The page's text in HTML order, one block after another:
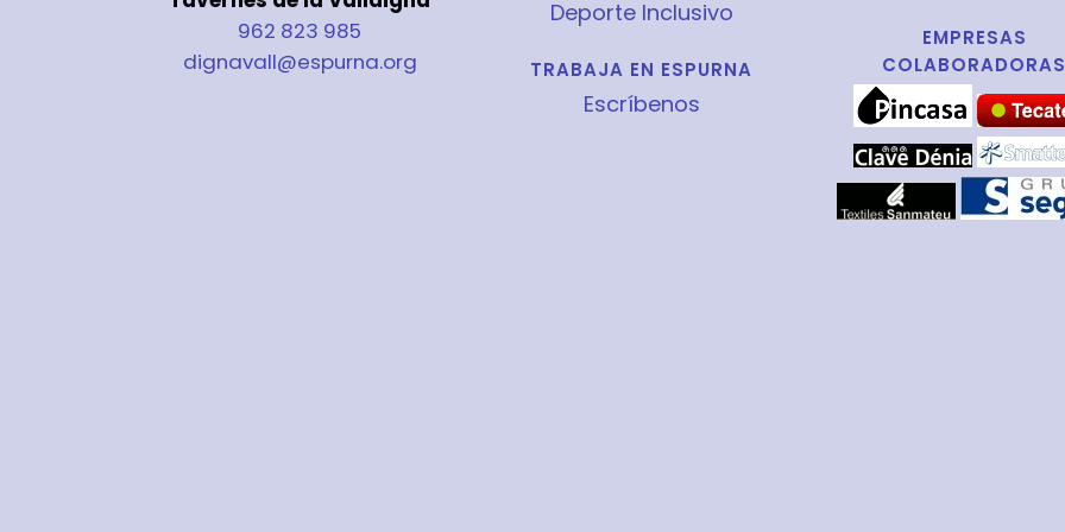
962 823 985
dignavall@espurna.org
Deporte Inclusivo
TRABAJA EN ESPURNA
Escríbenos
EMPRESAS
COLABORADORAS